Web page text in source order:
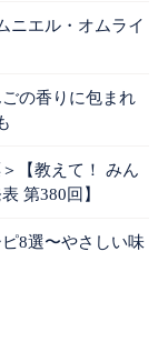
ニエル・オムライ
の香りに包まれ
【教えて！ みん
第380回】
8選〜やさしい味